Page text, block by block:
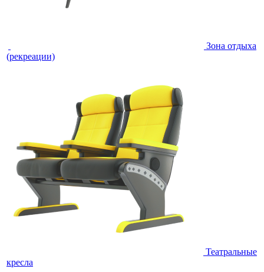
Зона отдыха
(рекреации)
Театральные
кресла